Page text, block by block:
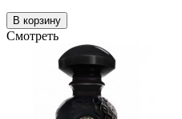
В корзину
Смотреть